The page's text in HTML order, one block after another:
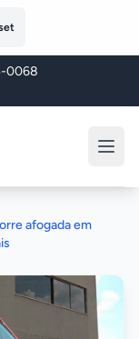
0068
afogada em